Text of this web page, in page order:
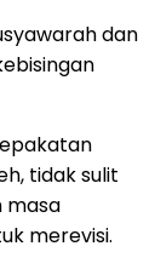
dan
tidak sulit
masa
merevisi.